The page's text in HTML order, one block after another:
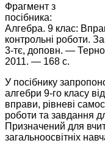
Фрагмент з
посібника:
Алгебра. 9 клас:
контрольні роботи.
3-тє, доповн. —
2011. — 168 с.
У посібнику
алгебри 9-го класу
вправи, рівневі
роботи та завдання
Призначений для
загальноосвітніх